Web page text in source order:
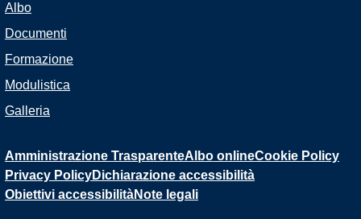
Albo
Documenti
Formazione
Modulistica
Galleria
Amministrazione TrasparenteAlbo onlineCookie Policy
Privacy PolicyDichiarazione accessibilità
Obiettivi accessibilitàNote legali